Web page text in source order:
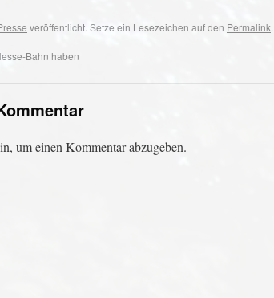
veröffentlicht. Setze ein Lesezeichen auf den Permalink.
Bahn haben
um einen Kommentar abzugeben.